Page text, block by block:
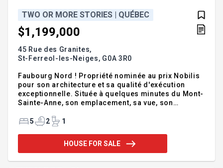
TWO OR MORE STORIES | QUÉBEC
$1,199,000
45 Rue des Granites,
St-Ferreol-les-Neiges, G0A 3R0
Faubourg Nord ! Propriété nominée au prix Nobilis
pour son architecture et sa qualité d'exécution
exceptionnelle. Située à quelques minutes du Mont-
Sainte-Anne, son emplacement, sa vue, son
séduiront sans aucun doute. Elle vous offre 5
et 1 salle d'eau. Une cuisine haut de gamme avec
deux îlots et une arrière-cuisine, le summum de la
5 2 1
HOUSE FOR SALE